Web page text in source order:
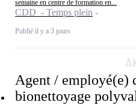
semaine en centre de formation en...
CDD - Temps plein
Publié il y a 3 jours
Agent / employé(e)
bionettoyage